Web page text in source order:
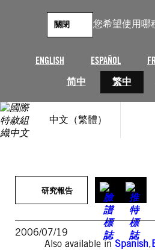
您希望使用哪
ENGLISH ESPAÑOL
简中
繁中
關閉
中文（繁體）
研究報告
2006/07/19
Also available in Spanish,